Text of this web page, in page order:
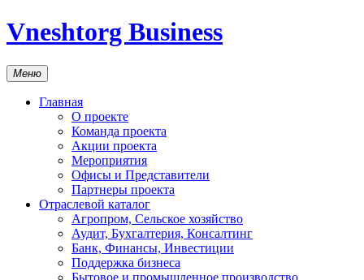
Vneshtorg Business
Меню
Главная
О проекте
Команда проекта
Акции проекта
Мероприятия
Офисы и Представители
Партнеры проекта
Отраслевой каталог
Агропром, Сельское хозяйство
Аудит, Бухгалтерия, Консалтинг
Банк, Финансы, Инвестиции
Поддержка бизнеса
Бытовое и промышленное производство